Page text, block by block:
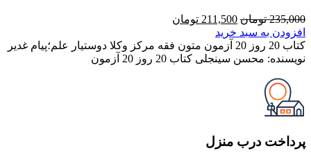
235,000 تومان قیمت
اصلی
235,000 تومان
بود.
211,500 تومان
211,500 تومان
است.
افزودن به سبد خرید
کتاب 20 روز 20 آزمون متون فقه مرکز وکلا دوستیار علم؛پیام غدیر
نویسنده: محسن سینجلی کتاب 20 روز 20 آزمون
پرداخت درب منزل